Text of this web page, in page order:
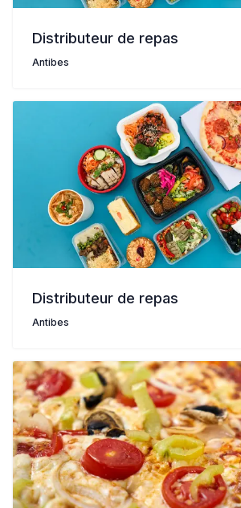
Distributeur de repas
Antibes
Distributeur de repas
Antibes